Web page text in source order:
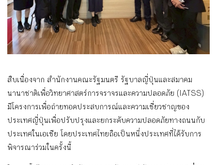
สืบเนื่องจาก สำนักงานคณะรัฐมนตรี รัฐบาลญี่ปุ่นและสมาคม
นานาชาติเพื่อวิทยาศาสตร์การจราจรและความปลอดภัย (IATSS)
มีโครงการเพื่อถ่ายทอดประสบการณ์และความเชี่ยวชาญของ
ประเทศญี่ปุ่นเพื่อปรับปรุงและยกระดับความปลอดภัยทางถนนกับ
ประเทศในเอเชีย โดยประเทศไทยถือเป็นหนึ่งประเทศที่ได้รับการ
พิจารณาร่วมในครั้งนี้